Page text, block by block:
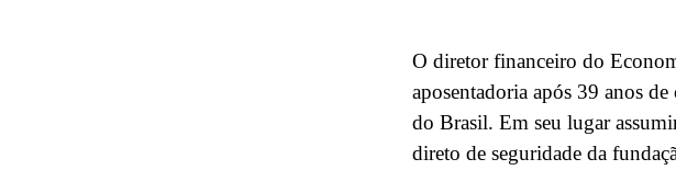
O diretor financeiro do
aposentadoria após 39 anos
do Brasil. Em seu lugar
direto de seguridade da